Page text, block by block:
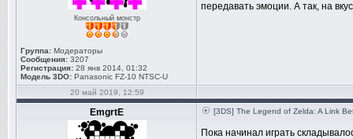
Консольный монстр
Группа: Модераторы
Сообщения: 3207
Регистрация: 28 янв 2014, 01:32
Модель 3DO: Panasonic FZ-10 NTSC-U
передавать эмоции. А так, на
20 май 2019, 12:59
EmgrtE [3DS] The Legend of Zelda: A Link
Пока начинал играть